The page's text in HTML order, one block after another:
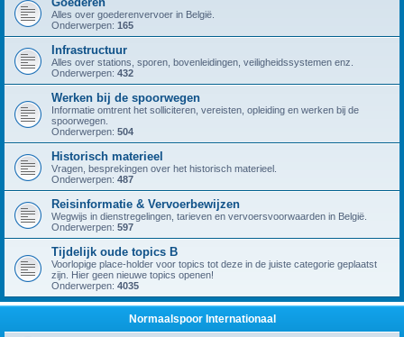
Alles over goederenvervoer in België.
Onderwerpen: 165
Infrastructuur
Alles over stations, sporen, bovenleidingen, veiligheidssystemen enz.
Onderwerpen: 432
Werken bij de spoorwegen
Informatie omtrent het solliciteren, vereisten, opleiding en werken bij de
spoorwegen.
Onderwerpen: 504
Historisch materieel
Vragen, besprekingen over het historisch materieel.
Onderwerpen: 487
Reisinformatie & Vervoerbewijzen
Wegwijs in dienstregelingen, tarieven en vervoersvoorwaarden in België.
Onderwerpen: 597
Tijdelijk oude topics B
Voorlopige place-holder voor topics tot deze in de juiste categorie geplaatst
zijn. Hier geen nieuwe topics openen!
Onderwerpen: 4035
Normaalspoor Internationaal